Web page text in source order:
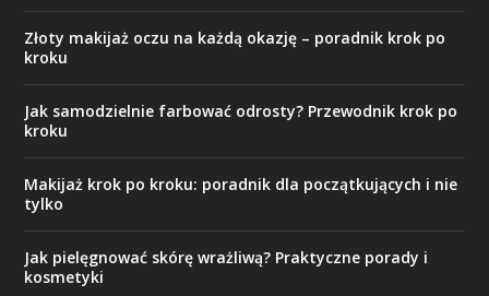
Złoty makijaż oczu na każdą okazję – poradnik krok po
kroku
Jak samodzielnie farbować odrosty? Przewodnik krok po
kroku
Makijaż krok po kroku: poradnik dla początkujących i nie
tylko
Jak pielęgnować skórę wrażliwą? Praktyczne porady i
kosmetyki